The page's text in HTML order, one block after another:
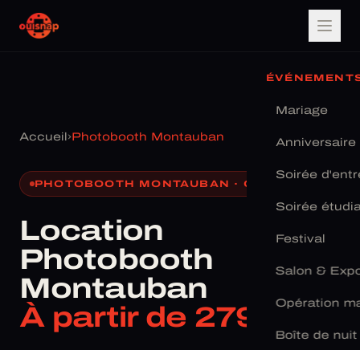
Mariage
Anniversaire
Soirée
Soirée
Festival
Salon &
Opération
Boîte de nuit
Accueil ›Photobooth Montauban
PHOTOBOOTH MONTAUBAN · OUISNAP
Location
Photobooth
Montauban
À partir de 279 €